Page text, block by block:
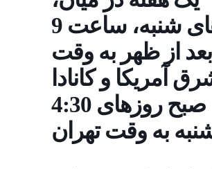
روزهای شنبه، ساعت 9
بعد از ظهر به وقت
آمریکا و کانادا
4:30 صبح روزهای
به وقت تهران